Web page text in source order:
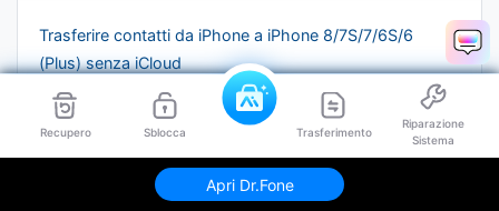
Recupero Sblocca Trasferimento
Riparazione
Sistema
Apri Dr.Fone
Trasferire contatti da iPhone a iPhone 8/7S/7/6S/6
(Plus) senza iCloud